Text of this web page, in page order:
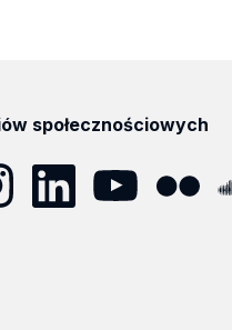
społecznościowych